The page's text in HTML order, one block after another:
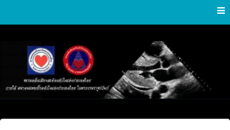
Thai Society of